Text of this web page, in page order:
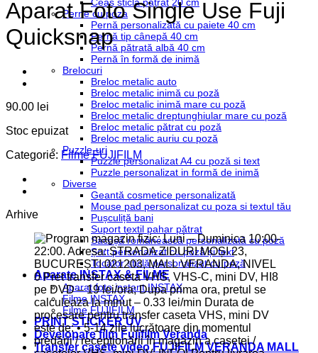
Perne cu poza
Pernă personalizată cu paiete 40 cm
Pernă tip cânepă 40 cm
Pernă pătrată albă 40 cm
Pernă în formă de inimă
Brelocuri
Breloc metalic auto
Breloc metalic inimă cu poză
Breloc metalic inimă mare cu poză
Breloc metalic dreptunghiular mare cu poză
Breloc metalic pătrat cu poză
Breloc metalic auriu cu poză
Puzzle-uri
Puzzle personalizat A4 cu poză si text
Puzzle personalizat in formă de inimă
Diverse
Geantă cosmetice personalizată
Mouse pad personalizat cu poza si textul tău
Pușculiță bani
Suport textil pahar pătrat
Sacoșă românească personalizată cu poză
Șort personalizat cu poză și text
Tocător sticlă personalizat cu poză
Aparate INSTAX & FILME
Aparat foto instant INSTAX
Filme INSTAX
Filme FUJIFILM
PRINT STICKER UV
Developare film Fujifilm Veranda
Transfer casete video FUJIFILM VERANDA MALL
Aparat Foto Single Use Fuji
Quicksnap
90.00 lei
Stoc epuizat
Categorie: Filme FUJIFILM
Arhive